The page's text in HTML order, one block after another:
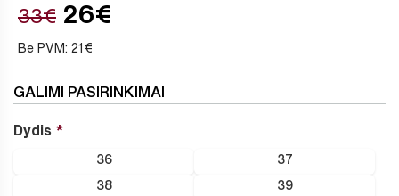
33€ 26€
Be PVM: 21€
GALIMI PASIRINKIMAI
Dydis
36 37
38 39